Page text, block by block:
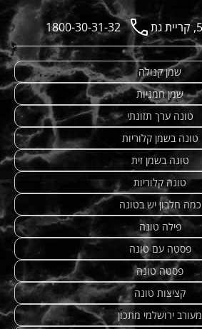
1800-30-31-32
שמן קנולה
שמן חמניות
טונה ערך תזונתי
טונה בשמן קלוריות
טונה בשמן זית
טונה קלוריות
כמה חלבון יש בטונה
פילה טונה
פסטה עם טונה
פסטה טונה
קציצות טונה
מעורב ירושלמי מתכון